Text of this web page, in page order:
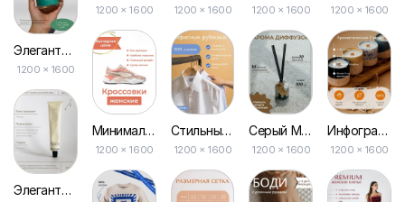
Элегантная Серо-зеленая Минималистическая Инфографика для Онлайн-маркетплейса
1200 × 1600
Элегантная Инфографика для Косметического Ухода на Маркетплейс
1200 × 1600
Минималистичная Инфографика в Белом и Розовом для Одежды на Маркетплейсе
1200 × 1600
1200 × 1600
Стильный Бежевый Фон: Простая Инфографика для Вашего Маркетплейса
1200 × 1600
1200 × 1600
Серый Минималистичный Инфографический Макет для Ароматов на Маркетплейсе
1200 × 1600
1200 × 1600
Инфографика в Оранжевых Тонах с Списком и Иллюстрациями для Вашего Маркетплейса
1200 × 1600